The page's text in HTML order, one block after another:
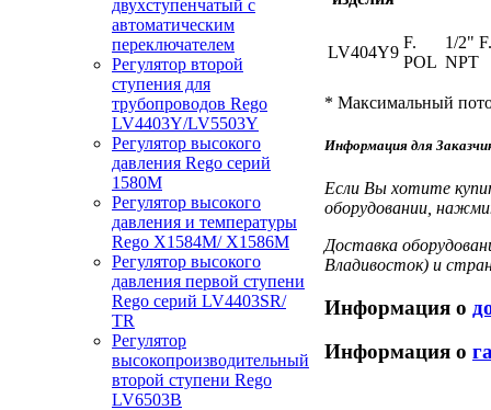
двухступенчатый с
автоматическим
переключателем
Регулятор второй
ступения для
трубопроводов Rego
LV4403Y/LV5503Y
Регулятор высокого
давления Rego серий
1580М
Регулятор высокого
давления и температуры
Rego X1584M/ X1586M
Регулятор высокого
давления первой ступени
Rego серий LV4403SR/
TR
Регулятор
высокопроизводительный
второй ступени Rego
LV6503B
LV404Y9
F.
POL
1/2" F.
NPT
* Максимальный
Информация для
Если Вы хотите
оборудовании,
Доставка
Владивосток) и
Информация о
Информация о